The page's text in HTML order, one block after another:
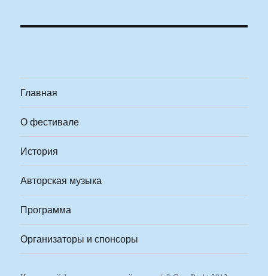
Главная
О фестивале
История
Авторская музыка
Программа
Организаторы и спонсоры